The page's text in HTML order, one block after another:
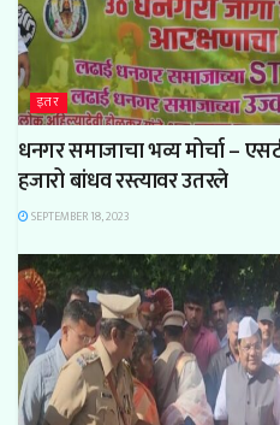
इतर
धनगर समाजाचा भव्य मोर्चा –
हजारो बांधव रस्त्यावर उतरले
SEPTEMBER 18, 2023